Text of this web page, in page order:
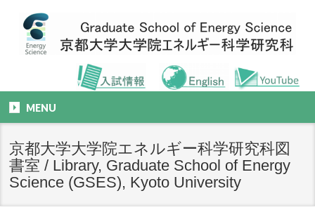
MENU
京都大学大学院エネルギー科学研究科図
書室 / Library, Graduate School of Energy
Science (GSES), Kyoto University